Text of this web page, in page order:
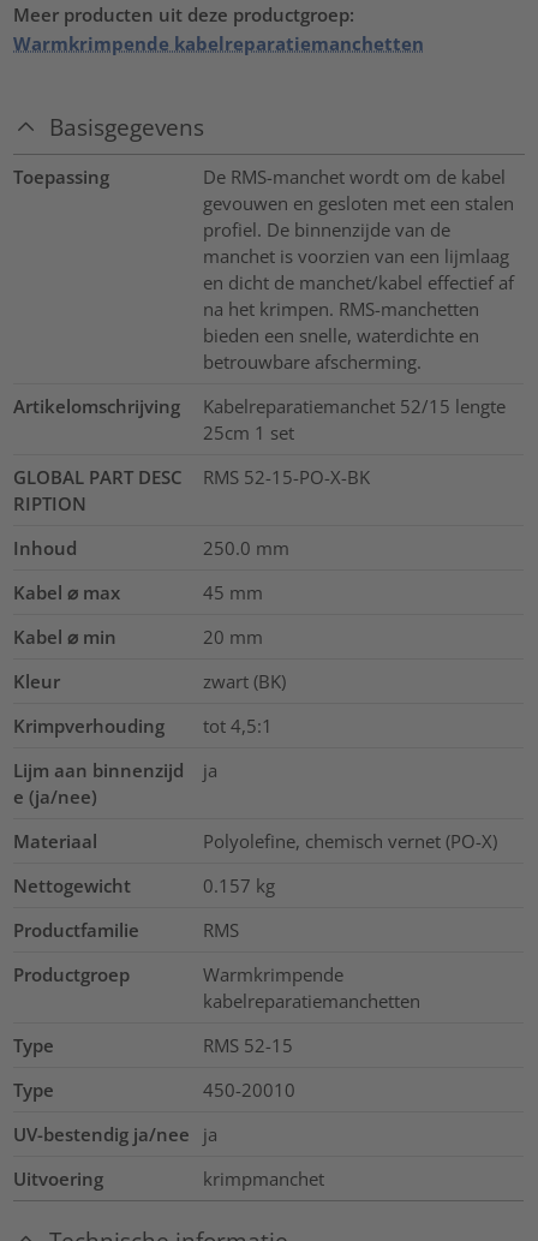
Meer producten uit deze productgroep:
Warmkrimpende kabelreparatiemanchetten
Basisgegevens
Toepassing
De RMS-manchet wordt om de kabel
gevouwen en gesloten met een stalen
profiel. De binnenzijde van de
manchet is voorzien van een lijmlaag
en dicht de manchet/kabel effectief af
na het krimpen. RMS-manchetten
bieden een snelle, waterdichte en
betrouwbare afscherming.
Artikelomschrijving
Kabelreparatiemanchet 52/15 lengte
25cm 1 set
GLOBAL PART DESC
RIPTION
RMS 52-15-PO-X-BK
Inhoud 250.0 mm
Kabel ⌀ max
45 mm
Kabel ⌀ min
20 mm
Kleur
zwart (BK)
Krimpverhouding
tot 4,5:1
Lijm aan binnenzijd
e (ja/nee)
ja
Materiaal
Polyolefine, chemisch vernet (PO-X)
Nettogewicht
0.157 kg
Productfamilie
RMS
Productgroep
Warmkrimpende
kabelreparatiemanchetten
Type
RMS 52-15
Type
450-20010
UV-bestendig ja/nee
ja
Uitvoering
krimpmanchet